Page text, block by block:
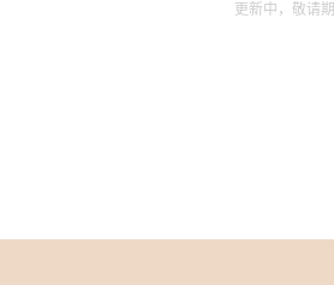
更新中，敬请期